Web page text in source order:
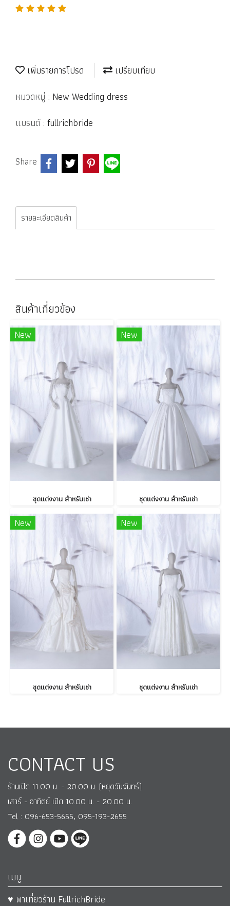
เพิ่มรายการโปรด
เปรียบเทียบ
หมวดหมู่ : New Wedding dress
แบรนด์ : fullrichbride
Share
รายละเอียดสินค้า
สินค้าเกี่ยวข้อง
New
ชุดแต่งงาน สำหรับเช่า
New
ชุดแต่งงาน สำหรับเช่า
New
ชุดแต่งงาน สำหรับเช่า
New
ชุดแต่งงาน สำหรับเช่า
CONTACT US
ร้านเปิด 11.00 น. - 20.00 น. (หยุดวันจันทร์)
เสาร์ - อาทิตย์ เปิด 10.00 น. - 20.00 น.
Tel : 096-653-5655, 095-193-2655
เมนู
♥ พาเที่ยวร้าน FullrichBride